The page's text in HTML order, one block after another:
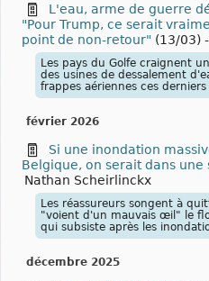
L'eau, arme de guerre
"Pour Trump, ce serait
point de non-retour" (13/03) -
Les pays du Golfe craignent
des usines de dessalement
frappes aériennes ces derniers
février 2026
Si une inondation
Belgique, on serait dans une
Nathan Scheirlinckx
Les réassureurs songent à
"voient d'un mauvais œil" le
qui subsiste après les
décembre 2025